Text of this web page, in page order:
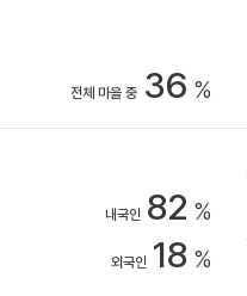
전체 마을 중 36 %
내국인 82 %
외국인 18 %